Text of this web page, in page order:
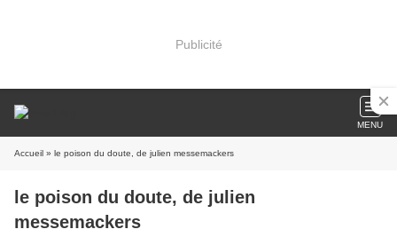
Publicité
MENU
Accueil » le poison du doute, de julien messemackers
le poison du doute, de julien
messemackers